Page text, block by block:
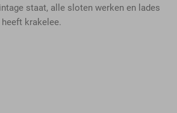
staat, alle sloten werken en lades
krakelee.